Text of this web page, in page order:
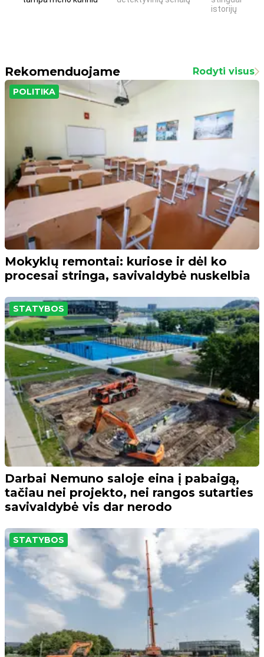
istorijų
Rekomenduojame Rodyti visus
POLITIKA
Mokyklų remontai: kuriose ir dėl ko
procesai stringa, savivaldybė nuskelbia
STATYBOS
Darbai Nemuno saloje eina į pabaigą,
tačiau nei projekto, nei rangos sutarties
savivaldybė vis dar nerodo
STATYBOS